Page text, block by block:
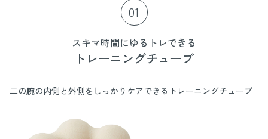
01
スキマ時間にゆるトレできる
トレーニングチューブ
二の腕の内側と外側をしっかりケアできるトレーニングチューブ